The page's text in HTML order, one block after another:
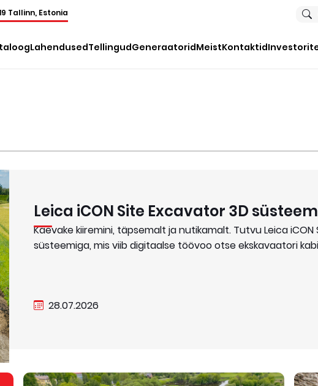
Tallinn, Estonia
LahendusedTellingudGeneraatoridMeistKontaktid
Leica iCON Site Excavator 3D süsteem
Kaevake kiiremini, täpsemalt ja nutikamalt. Tutvu Leica
süsteemiga, mis viib digitaalse töövoo otse ekskavaatori
28.07.2026